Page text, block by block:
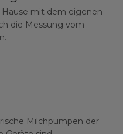
mit dem eigenen
die Messung vom
Milchpumpen der